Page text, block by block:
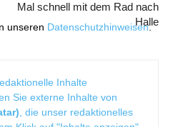
unseren Datenschutzhinweisen.
Mal schnell mit dem Rad nach
Halle
Inhalte
Sie externe Inhalte von
, die unser redaktionelles